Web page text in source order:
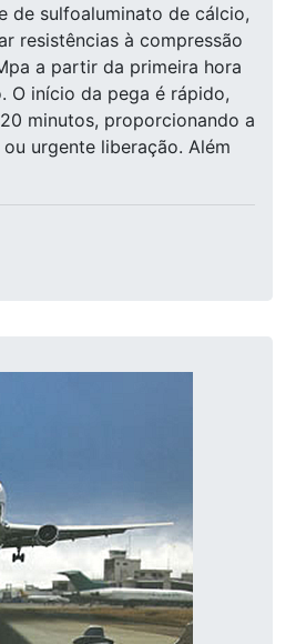
de sulfoaluminato de cálcio,
resistências à compressão
a partir da primeira hora
O início da pega é rápido,
minutos, proporcionando a
urgente liberação. Além